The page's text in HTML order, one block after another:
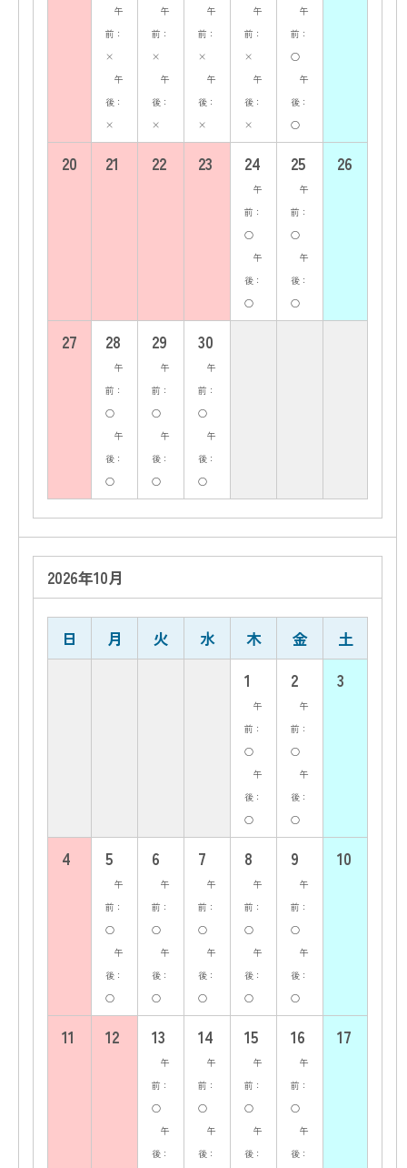
午
前：
×
午
後：
×
午
前：
×
午
後：
×
午
前：
×
午
後：
×
午
前：
×
午
後：
×
午
前：
○
午
後：
○
20 21 22 23 24
午
前：
○
午
後：
○
25
午
前：
○
午
後：
○
26
27 28
午
前：
○
午
後：
○
29
午
前：
○
午
後：
○
30
午
前：
○
午
後：
○
2026年10月
日 月 火 水 木 金
土
1
午
前：
○
午
後：
○
2
午
前：
○
午
後：
○
3
4 5
午
前：
○
午
後：
○
6
午
前：
○
午
後：
○
7
午
前：
○
午
後：
○
8
午
前：
○
午
後：
○
9
午
前：
○
午
後：
○
10
11 12 13
午
前：
○
午
後：
14
午
前：
○
午
後：
15
午
前：
○
午
後：
16
午
前：
○
午
後：
17